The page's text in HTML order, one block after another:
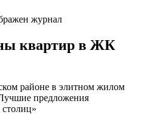
квартир в ЖК
районе в элитном жилом
предложения